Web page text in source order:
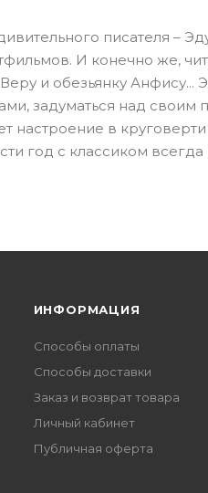
писателя –
И конечно же,
и обезьянку Анфису...
задуматься над
настроение в
год с классиком всегда
ИНФОРМАЦИЯ
Способы оплаты
Способы доставки
Заказ и возврат товара
Личный кабинет
Публичная оферта